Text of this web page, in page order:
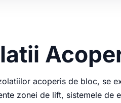
acoperis de bloc, se
zonei de lift, sistemele de